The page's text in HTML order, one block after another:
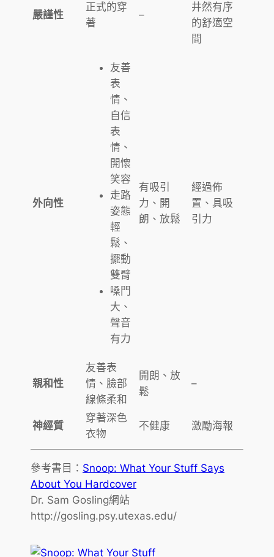
嚴謹性
正式的穿
著
–
井然有序
的舒適空
間
外向性
友善
表
情、
自信
表
情、
開懷
笑容
走路
姿態
輕
鬆、
擺動
雙臂
嗓門
大、
聲音
有力
有吸引
力、開
朗、放鬆
經過佈
置、具吸
引力
親和性
友善表
情、臉部
線條柔和
開朗、放
鬆
–
神經質
穿著深色
衣物
不健康 激勵海報
參考書目： Snoop: What Your Stuff Says
About You Hardcover
Dr. Sam Gosling網站
http://gosling.psy.utexas.edu/